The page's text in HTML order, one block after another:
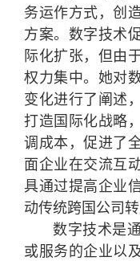
务运作方式，创
方案。数字技术
际化扩张，但由
权力集中。她对
变化进行了阐述
打造国际化战略
调成本，促进了
面企业在交流互
具通过提高企业
动传统跨国公司
数字技术是
或服务的企业以